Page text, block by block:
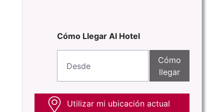
Cómo Llegar Al Hotel
Cómo
llegar
Utilizar mi ubicación actual